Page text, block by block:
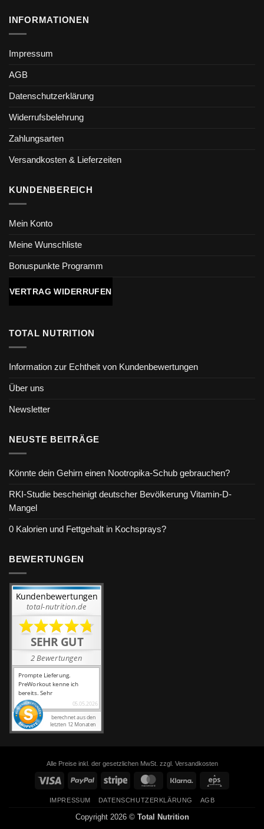
INFORMATIONEN
Impressum
AGB
Datenschutzerklärung
Widerrufsbelehrung
Zahlungsarten
Versandkosten & Lieferzeiten
KUNDENBEREICH
Mein Konto
Meine Wunschliste
Bonuspunkte Programm
VERTRAG WIDERRUFEN
TOTAL NUTRITION
Information zur Echtheit von Kundenbewertungen
Über uns
Newsletter
NEUSTE BEITRÄGE
Könnte dein Gehirn einen Nootropika-Schub gebrauchen?
RKI-Studie bescheinigt deutscher Bevölkerung Vitamin-D-
Mangel
0 Kalorien und Fettgehalt in Kochsprays?
BEWERTUNGEN
Alle Preise inkl. der gesetzlichen MwSt. zzgl. Versandkosten
Visa PayPal Stripe MasterCard Klarna
IMPRESSUM DATENSCHUTZERKLÄRUNG AGB
Copyright 2026 © Total Nutrition